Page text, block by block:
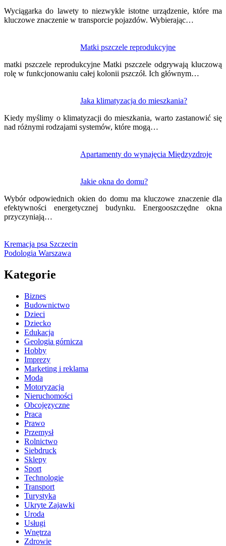
Wyciągarka do lawety to niezwykle istotne urządzenie, które ma
kluczowe znaczenie w transporcie pojazdów. Wybierając…
Matki pszczele reprodukcyjne
matki pszczele reprodukcyjne Matki pszczele odgrywają kluczową
rolę w funkcjonowaniu całej kolonii pszczół. Ich głównym…
Jaka klimatyzacja do mieszkania?
Kiedy myślimy o klimatyzacji do mieszkania, warto zastanowić się
nad różnymi rodzajami systemów, które mogą…
Apartamenty do wynajęcia Międzyzdroje
Jakie okna do domu?
Wybór odpowiednich okien do domu ma kluczowe znaczenie dla
efektywności energetycznej budynku. Energooszczędne okna
przyczyniają…
wpisu
Kremacja psa Szczecin
Podologia Warszawa
Kategorie
Biznes
Budownictwo
Dzieci
Dziecko
Edukacja
Geologia górnicza
Hobby
Imprezy
Marketing i reklama
Moda
Motoryzacja
Nieruchomości
Obcojęzyczne
Praca
Prawo
Przemysł
Rolnictwo
Siebdruck
Sklepy
Sport
Technologie
Transport
Turystyka
Ukryte Zajawki
Uroda
Usługi
Wnętrza
Zdrowie